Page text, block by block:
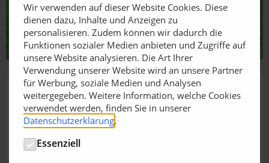
Wir verwenden auf dieser Website Cookies. Diese
dienen dazu, Inhalte und Anzeigen zu
personalisieren. Zudem können wir dadurch die
Funktionen sozialer Medien anbieten und Zugriffe auf
unsere Website analysieren. Die Art Ihrer
Verwendung unserer Website wird an unsere Partner
für Werbung, soziale Medien und Analysen
weitergegeben. Weitere Information, welche Cookies
verwendet werden, finden Sie in unserer
Datenschutzerklärung.
Essenziell